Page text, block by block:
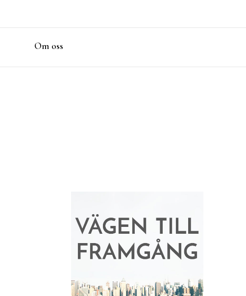
Om oss